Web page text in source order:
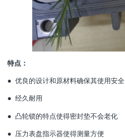
特点：
● 优良的设计和原材料确保其使用安全
● 经久耐用
● 凸轮锁的特点使得密封垫不会老化
● 压力表盘指示器使得测量方便